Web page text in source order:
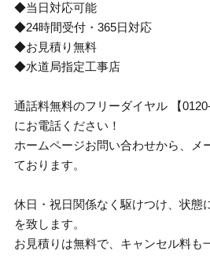
◆当日対応可能
◆24時間受付・365日対応
◆お見積り無料
◆水道局指定工事店
通話料無料のフリーダイヤル 【
にお電話ください！
ホームページお問い合わせから、メ
ております。
休日・祝日関係なく駆けつけ、状態
を致します。
お見積りは無料で、キャンセル料も